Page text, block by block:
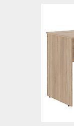
ФОТО РАБОТ
ОПЛАТА